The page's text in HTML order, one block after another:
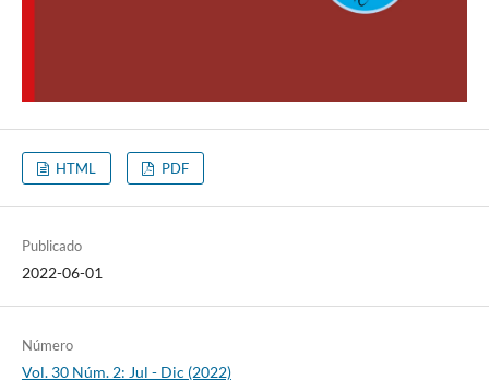
HTML PDF
Publicado
2022-06-01
Número
Vol. 30 Núm. 2: Jul - Dic (2022)